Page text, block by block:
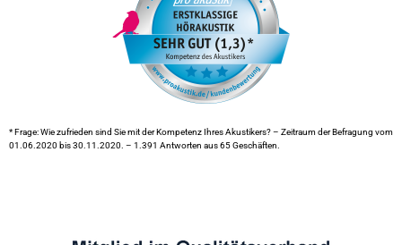
* Frage: Wie zufrieden sind Sie mit der Kompetenz Ihres Akustikers? – Zeitraum der Befragung vom
01.06.2020 bis 30.11.2020. – 1.391 Antworten aus 65 Geschäften.